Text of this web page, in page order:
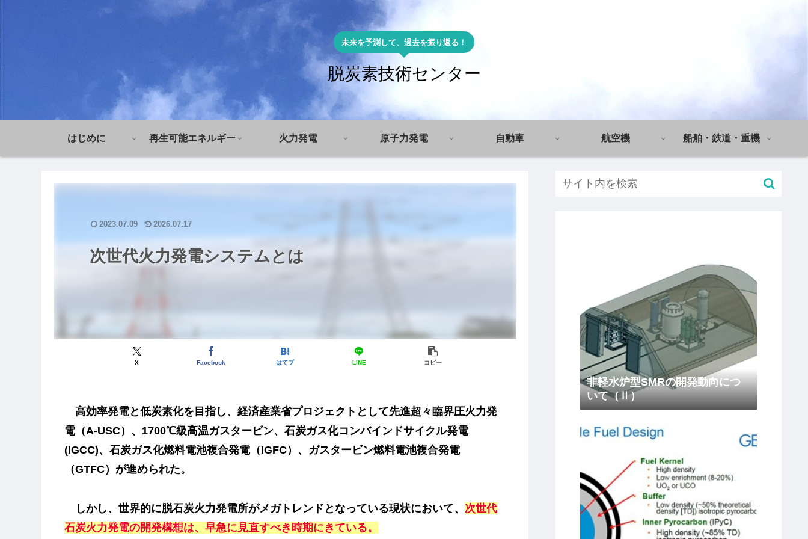
未来を予測して、過去を振り返る！
脱炭素技術センター
はじめに 再生可能エネルギー 火力発電 原子力発電 自動車 航空機 船舶・鉄道・重機
次世代火力発電システムとは
X Facebook はてブ LINE コピー
2023.07.09 2026.07.17
高効率発電と低炭素化を目指し、経済産業省プロジェクトとして先進超々臨界圧火力発
電（A-USC）、 1700℃級高温ガスタービン、 石炭ガス化コンバインドサイクル発電
(IGCC)、 石炭ガス化燃料電池複合発電（IGFC） 、 ガスタービン燃料電池複合発電
（GTFC） が進められた。
しかし、世界的に脱石炭火力発電所がメガトレンドとなっている現状において、 次世代
石炭火力発電の開発構想は、早急に見直すべき時期にきている。
非軽水炉型SMRの開発動向につ
いて（Ⅱ）